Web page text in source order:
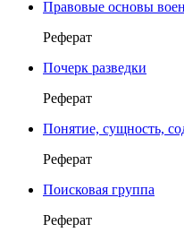
Правовые основы
Реферат
Почерк разведки
Реферат
Понятие, сущность,
Реферат
Поисковая группа
Реферат